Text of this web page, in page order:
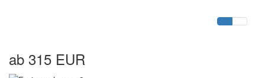
ab 315 EUR